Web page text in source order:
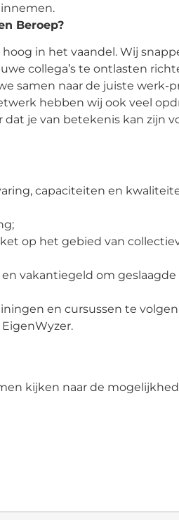
Beroep?
hoog in het vaandel. Wij
collega’s te ontlasten
samen naar de juiste werk-
hebben wij ook veel
je van betekenis kan zijn
capaciteiten en
op het gebied van
vakantiegeld om geslaagde
en cursussen te
kijken naar de